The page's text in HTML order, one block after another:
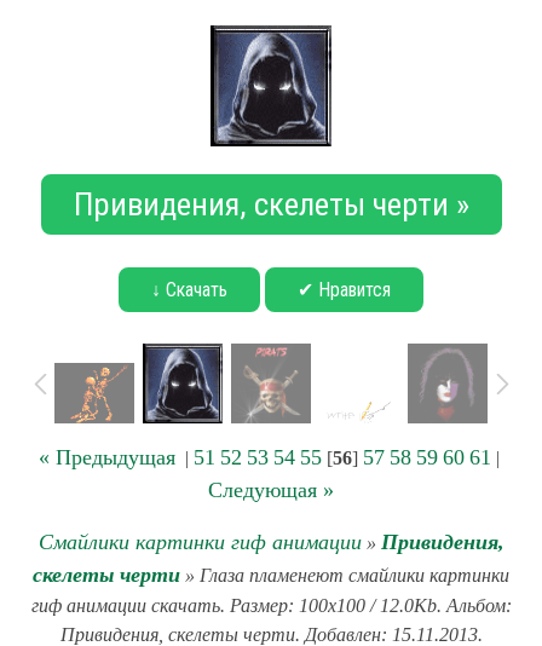
Привидения, скелеты черти »
↓ Скачать ✔ Нравится
« Предыдущая| 51 52 53 54 55[56] 57 58 59 60 61 |
Следующая »
Смайлики картинки гиф анимации» Привидения,
скелеты черти » Глаза пламенеют смайлики картинки
гиф анимации скачать. Размер: 100x100 / 12.0Kb. Альбом:
Привидения, скелеты черти. Добавлен: 15.11.2013.